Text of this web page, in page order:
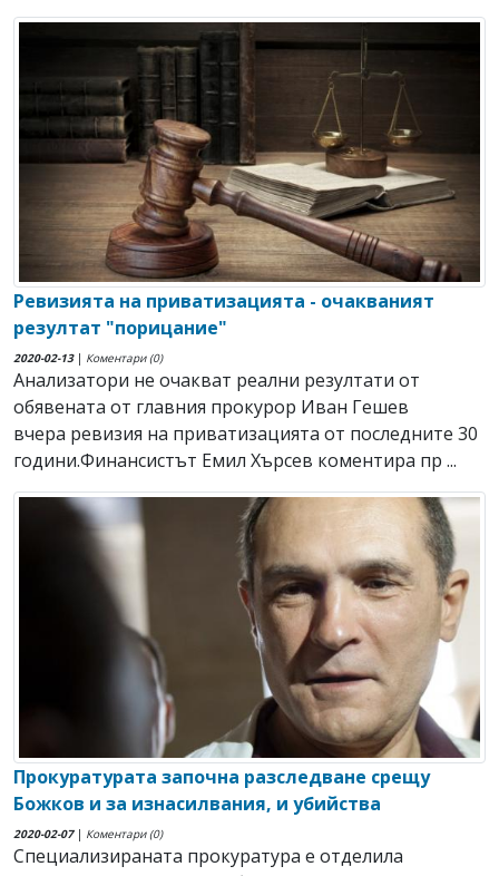
Ревизията на приватизацията - очакваният
резултат "порицание"
2020-02-13| Коментари (0)
Анализатори не очакват реални резултати от
обявената от главния прокурор Иван Гешев
вчера ревизия на приватизацията от последните 30
години.Финансистът Емил Хърсев коментира пр ...
Прокуратурата започна разследване срещу
Божков и за изнасилвания, и убийства
2020-02-07| Коментари (0)
Специализираната прокуратура е отделила